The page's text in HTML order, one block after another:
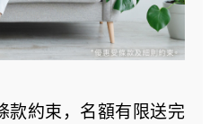
款約束，名額有限送完